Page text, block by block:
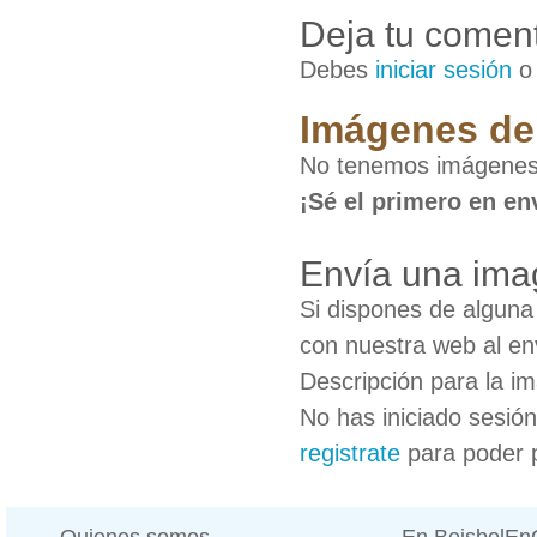
Deja tu
Debes iniciar sesión
Imágenes
No tenemos
¡Sé el primero en
Envía una
Si dispones de
con nuestra web al
Descripción para la
No has iniciado
registrate para poder